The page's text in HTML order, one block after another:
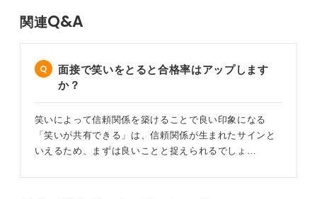
関連Q&A
面接で笑いをとると合格率はアップします
か？
笑いによって信頼関係を築けることで良い印象になる
「笑いが共有できる」は、信頼関係が生まれたサインと
いえるため、まずは良いことと捉えられるでしょ…